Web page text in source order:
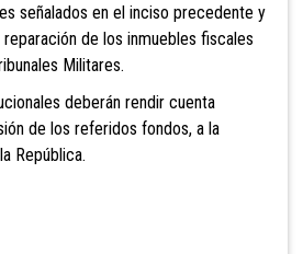
señalados en el inciso precedente y
de los inmuebles fiscales
Militares.
deberán rendir cuenta
de los referidos fondos, a la
República.